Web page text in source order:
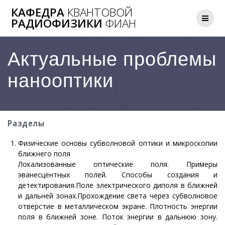
контенту
КАФЕДРА КВАНТОВОЙ
РАДИОФИЗИКИ ФИАН
Актуальные проблемы
нанооптики
Разделы
Физические основы субволновой оптики и микроскопии
ближнего поля
Локализованные оптические поля. Примеры
эванесцентных полей. Способы создания и
детектирования.Поле электрического диполя в ближней
и дальней зонах.Прохождение света через субволновое
отверстие в металлическом экране. Плотность энергии
поля в ближней зоне. Поток энергии в дальнюю зону.